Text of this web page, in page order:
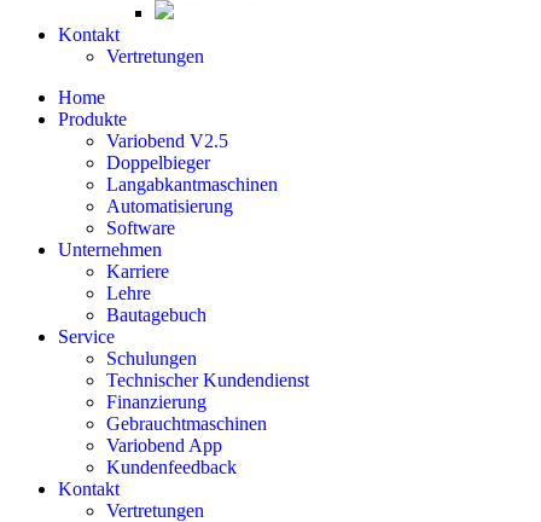
Kontakt
Vertretungen
Home
Produkte
Variobend V2.5
Doppelbieger
Langabkantmaschinen
Automatisierung
Software
Unternehmen
Karriere
Lehre
Bautagebuch
Service
Schulungen
Technischer Kundendienst
Finanzierung
Gebrauchtmaschinen
Variobend App
Kundenfeedback
Kontakt
Vertretungen